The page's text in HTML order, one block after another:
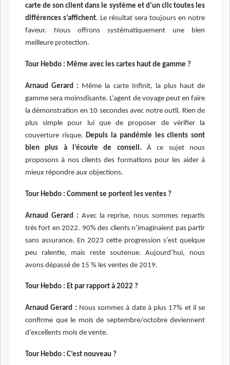
carte de son client dans le système et d’un clic toutes les
différences s’affichent. Le résultat sera toujours en notre
faveur. Nous offrons systématiquement une bien
meilleure protection.
Tour Hebdo : Même avec les cartes haut de gamme ?
Arnaud Gerard : Même la carte Infinit, la plus haut de
gamme sera moinsdisante. L’agent de voyage peut en faire
la démonstration en 10 secondes avec notre outil. Rien de
plus simple pour lui que de proposer de vérifier la
couverture risque. Depuis la pandémie les clients sont
bien plus à l’écoute de conseil. À ce sujet nous
proposons à nos clients des formations pour les aider à
mieux répondre aux objections.
Tour Hebdo : Comment se portent les ventes ?
Arnaud Gerard : Avec la reprise, nous sommes repartis
très fort en 2022. 90% des clients n’imaginaient pas partir
sans assurance. En 2023 cette progression s’est quelque
peu ralentie, mais reste soutenue. Aujourd’hui, nous
avons dépassé de 15 % les ventes de 2019.
Tour Hebdo : Et par rapport à 2022 ?
Arnaud Gerard : Nous sommes à date à plus 17% et il se
confirme que le mois de septembre/octobre deviennent
d’excellents mois de vente.
Tour Hebdo : C’est nouveau ?